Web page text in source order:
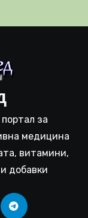
за
медицина
витамини,
добавки